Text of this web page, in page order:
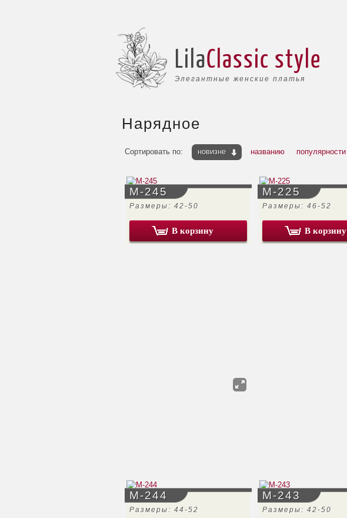
Элегантные женские платья
LilaClassic style
Нарядное
Сортировать по: новизне названию популярности
М-245
Размеры: 42-50
В корзину
М-225
Размеры: 46-52
В корзину
М-244
Размеры: 44-52
М-243
Размеры: 42-50